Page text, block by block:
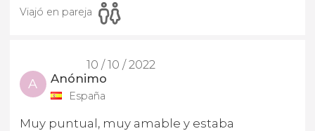
Viajó en pareja
10 / 10 / 2022
A Anónimo
España
Muy puntual, muy amable y estaba